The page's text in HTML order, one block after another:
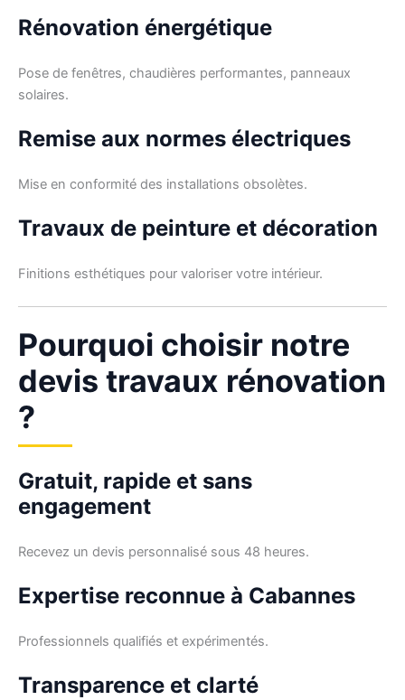
Rénovation énergétique
Pose de fenêtres, chaudières performantes, panneaux
solaires.
Remise aux normes électriques
Mise en conformité des installations obsolètes.
Travaux de peinture et décoration
Finitions esthétiques pour valoriser votre intérieur.
Pourquoi choisir notre
devis travaux rénovation
?
Gratuit, rapide et sans
engagement
Recevez un devis personnalisé sous 48 heures.
Expertise reconnue à Cabannes
Professionnels qualifiés et expérimentés.
Transparence et clarté